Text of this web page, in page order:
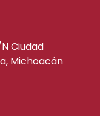
Ciudad
Michoacán